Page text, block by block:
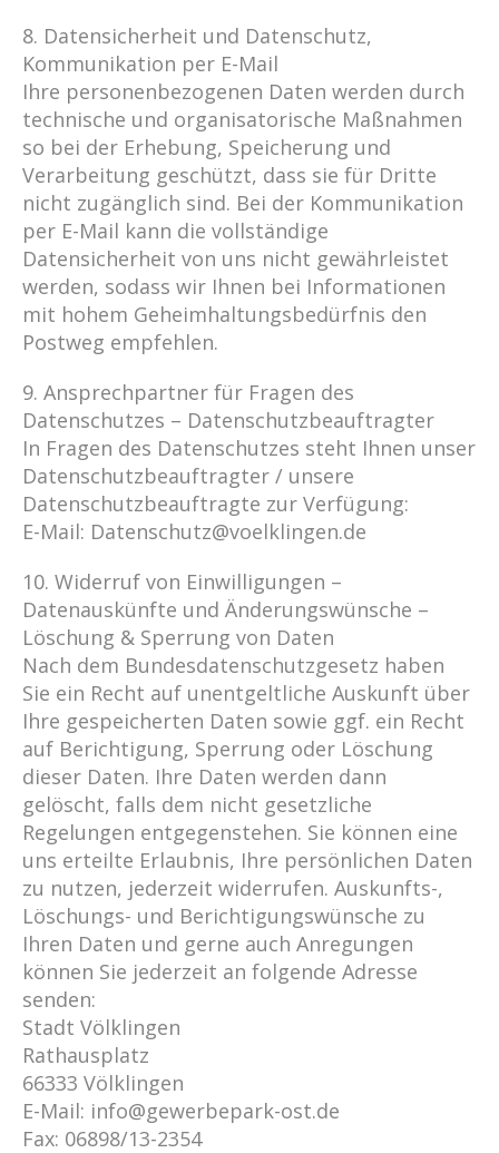
8. Datensicherheit und Datenschutz,
Kommunikation per E-Mail
Ihre personenbezogenen Daten werden durch
technische und organisatorische Maßnahmen
so bei der Erhebung, Speicherung und
Verarbeitung geschützt, dass sie für Dritte
nicht zugänglich sind. Bei der Kommunikation
per E-Mail kann die vollständige
Datensicherheit von uns nicht gewährleistet
werden, sodass wir Ihnen bei Informationen
mit hohem Geheimhaltungsbedürfnis den
Postweg empfehlen.
9. Ansprechpartner für Fragen des
Datenschutzes – Datenschutzbeauftragter
In Fragen des Datenschutzes steht Ihnen unser
Datenschutzbeauftragter / unsere
Datenschutzbeauftragte zur Verfügung:
E-Mail: Datenschutz@voelklingen.de
10. Widerruf von Einwilligungen –
Datenauskünfte und Änderungswünsche –
Löschung & Sperrung von Daten
Nach dem Bundesdatenschutzgesetz haben
Sie ein Recht auf unentgeltliche Auskunft über
Ihre gespeicherten Daten sowie ggf. ein Recht
auf Berichtigung, Sperrung oder Löschung
dieser Daten. Ihre Daten werden dann
gelöscht, falls dem nicht gesetzliche
Regelungen entgegenstehen. Sie können eine
uns erteilte Erlaubnis, Ihre persönlichen Daten
zu nutzen, jederzeit widerrufen. Auskunfts-,
Löschungs- und Berichtigungswünsche zu
Ihren Daten und gerne auch Anregungen
können Sie jederzeit an folgende Adresse
senden:
Stadt Völklingen
Rathausplatz
66333 Völklingen
E-Mail: info@gewerbepark-ost.de
Fax: 06898/13-2354